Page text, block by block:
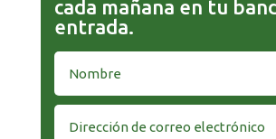
cada mañana en tu
entrada.